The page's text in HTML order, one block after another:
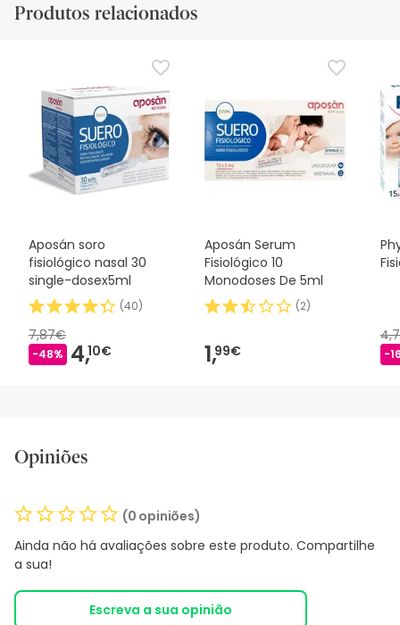
Produtos relacionados
Aposán soro
fisiológico nasal 30
single-dosex5ml
(40)
7,87€
-48% 4,10€
Aposán Serum
Fisiológico 10
Monodoses De 5ml
(2)
1,99€ -
Opiniões
(0 opiniões)
Ainda não há avaliações sobre este produto. Compartilhe
a sua!
Escreva a sua opinião